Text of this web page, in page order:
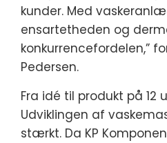
kunder. Med
ensartetheden og
konkurrencefordelen,”
Pedersen.
Fra idé til produkt på 12
Udviklingen af
stærkt. Da KP